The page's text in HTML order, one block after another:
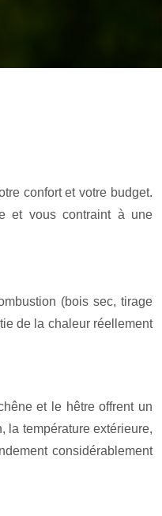
confort et votre budget.
et vous contraint à une
(bois sec, tirage
de la chaleur réellement
et le hêtre offrent un
la température extérieure,
considérablement